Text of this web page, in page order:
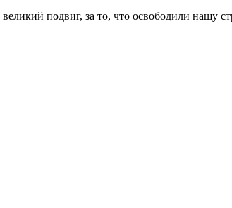
подвиг, за то, что освободили нашу